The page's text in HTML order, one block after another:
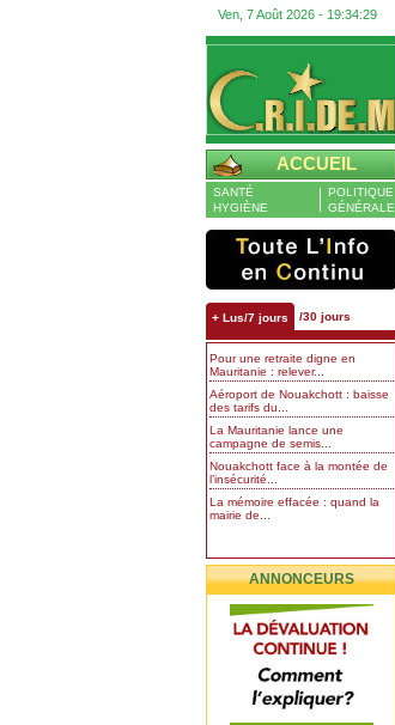
Ven, 7 Août 2026 - 19:34:30
ACCUEIL
SANTÉ
HYGIÈNE
POLITIQUE
GÉNÉRALE
+ Lus/7 jours /30 jours
Pour une retraite digne en
Mauritanie : relever...
Aéroport de Nouakchott : baisse
des tarifs du...
La Mauritanie lance une
campagne de semis...
Nouakchott face à la montée de
l’insécurité...
La mémoire effacée : quand la
mairie de...
ANNONCEURS